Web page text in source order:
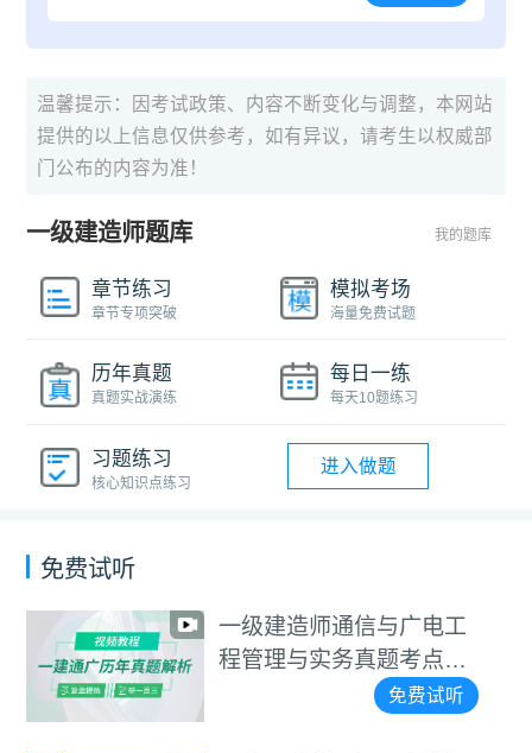
温馨提示：因考试政策、内容不断变化与调整，本网站
提供的以上信息仅供参考，如有异议，请考生以权威部
门公布的内容为准！
一级建造师题库 我的题库
章节练习
章节专项突破
模拟考场
海量免费试题
历年真题
真题实战演练
每日一练
每天10题练习
习题练习
核心知识点练习
进入做题
免费试听
一级建造师通信与广电工
程管理与实务真题考点班
免费试听